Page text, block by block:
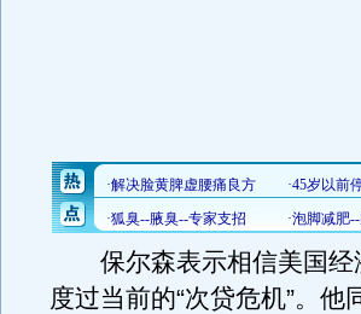
保尔森表示相信美国经
度过当前的“次贷危机”。